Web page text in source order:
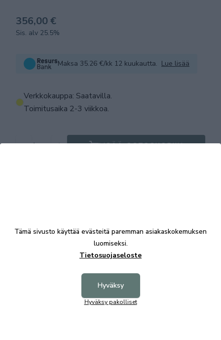
356,00 €
Sis. alv 25.5%
Maksa 35.26 €/kk 12 kuukautta. Lue lisää
Verkkokauppa: Saatavilla.
Toimitusaika 2-3 viikkoa.
LISÄÄ OSTOSKORIIN
Tämä sivusto käyttää evästeitä paremman asiakaskokemuksen
luomiseksi.
Tietosuojaseloste
Hyväksy
Hyväksy pakolliset